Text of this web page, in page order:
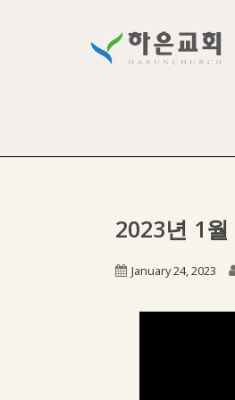
2023년 1월
January 24, 2023